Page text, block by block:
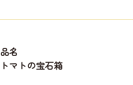
品名
トマトの宝石箱